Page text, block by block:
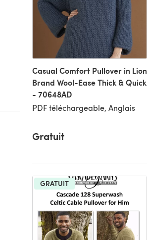
Casual Comfort Pullover in Lion
Brand Wool-Ease Thick & Quick
- 70648AD
PDF téléchargeable, Anglais
Gratuit
GRATUIT